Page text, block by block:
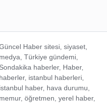
Haber sitesi, siyaset,
medya, Türkiye gündemi,
Sondakika haberler, Haber,
haberler, istanbul haberleri,
istanbul haber, hava durumu,
memur, öğretmen, yerel haber,